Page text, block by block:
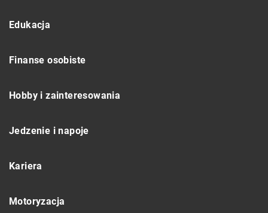
Edukacja
Finanse osobiste
Hobby i zainteresowania
Jedzenie i napoje
Kariera
Motoryzacja